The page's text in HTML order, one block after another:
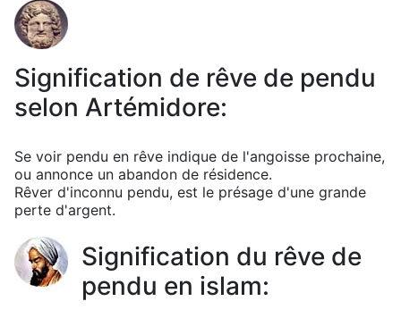
Signification de rêve de pendu
selon Artémidore:
Se voir pendu en rêve indique de l'angoisse prochaine,
ou annonce un abandon de résidence.
Rêver d'inconnu pendu, est le présage d'une grande
perte d'argent.
Signification du rêve de
pendu en islam: